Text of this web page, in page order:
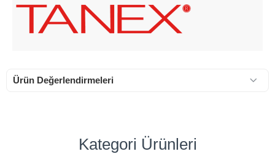
Ürün Değerlendirmeleri
Kategori Ürünleri